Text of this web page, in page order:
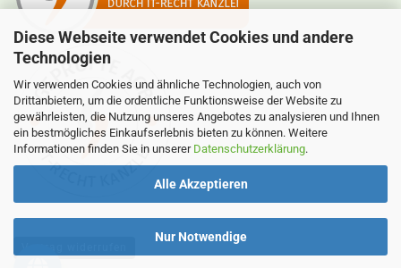
Diese Webseite verwendet Cookies und andere
Technologien
Wir verwenden Cookies und ähnliche Technologien, auch von
Drittanbietern, um die ordentliche Funktionsweise der Website zu
gewährleisten, die Nutzung unseres Angebotes zu analysieren und Ihnen
ein bestmögliches Einkaufserlebnis bieten zu können. Weitere
Informationen finden Sie in unserer Datenschutzerklärung.
Alle Akzeptieren
Nur Notwendige